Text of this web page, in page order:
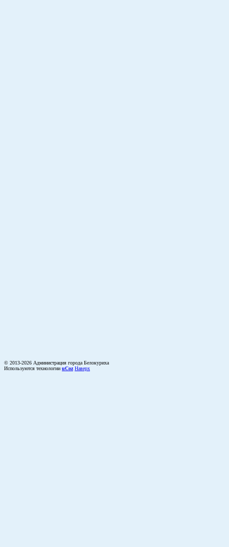
© 2013-2026 Администрация города Белокуриха
Используются технологии uCoz Наверх